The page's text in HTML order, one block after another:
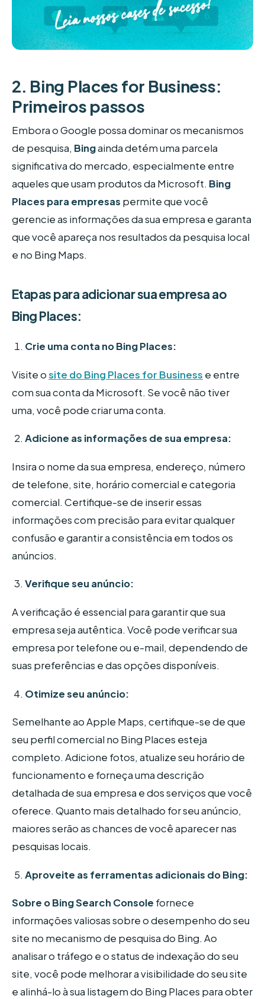
2. Bing Places for Business:
Primeiros passos
Embora o Google possa dominar os mecanismos
de pesquisa, Bingainda detém uma parcela
significativa do mercado, especialmente entre
aqueles que usam produtos da Microsoft. Bing
Places para empresas permite que você
gerencie as informações da sua empresa e garanta
que você apareça nos resultados da pesquisa local
e no Bing Maps.
Etapas para adicionar sua empresa ao
Bing Places:
Crie uma conta no Bing Places:
Visite osite do Bing Places for Business e entre
com sua conta da Microsoft. Se você não tiver
uma, você pode criar uma conta.
Adicione as informações de sua empresa:
Insira o nome da sua empresa, endereço, número
de telefone, site, horário comercial e categoria
comercial. Certifique-se de inserir essas
informações com precisão para evitar qualquer
confusão e garantir a consistência em todos os
anúncios.
Verifique seu anúncio:
A verificação é essencial para garantir que sua
empresa seja autêntica. Você pode verificar sua
empresa por telefone ou e-mail, dependendo de
suas preferências e das opções disponíveis.
Otimize seu anúncio:
Semelhante ao Apple Maps, certifique-se de que
seu perfil comercial no Bing Places esteja
completo. Adicione fotos, atualize seu horário de
funcionamento e forneça uma descrição
detalhada de sua empresa e dos serviços que você
oferece. Quanto mais detalhado for seu anúncio,
maiores serão as chances de você aparecer nas
pesquisas locais.
Aproveite as ferramentas adicionais do Bing:
Sobre o Bing Search Console fornece
informações valiosas sobre o desempenho do seu
site no mecanismo de pesquisa do Bing. Ao
analisar o tráfego e o status de indexação do seu
site, você pode melhorar a visibilidade do seu site
e alinhá-lo à sua listagem do Bing Places para obter